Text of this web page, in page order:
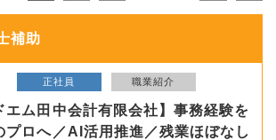
補助
正社員 職業紹介
エム田中会計有限会社】事務経験を
プロへ／AI活用推進／残業ほぼなし